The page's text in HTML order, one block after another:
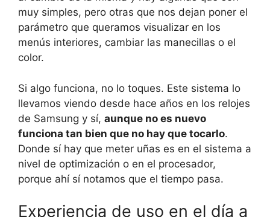
muy simples, pero otras que nos dejan poner el
parámetro que queramos visualizar en los
menús interiores, cambiar las manecillas o el
color.
Si algo funciona, no lo toques. Este sistema lo
llevamos viendo desde hace años en los relojes
de Samsung y sí, aunque no es nuevo
funciona tan bien que no hay que tocarlo.
Donde sí hay que meter uñas es en el sistema a
nivel de optimización o en el procesador,
porque ahí sí notamos que el tiempo pasa.
Experiencia de uso en el día a